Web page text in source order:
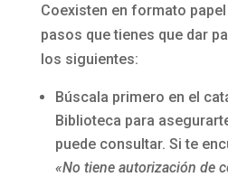
Coexisten en formato
pasos que tienes que dar
los siguientes:
Búscala primero en el
Biblioteca para
puede consultar. Si te
«No tiene autorización de